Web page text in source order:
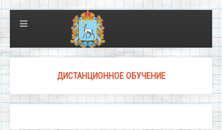
ДИСТАНЦИОННОЕ ОБУЧЕНИЕ